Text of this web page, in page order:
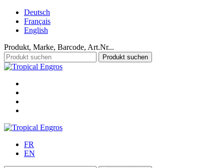
Deutsch
Français
English
Produkt, Marke, Barcode, Art.Nr...
FR
EN